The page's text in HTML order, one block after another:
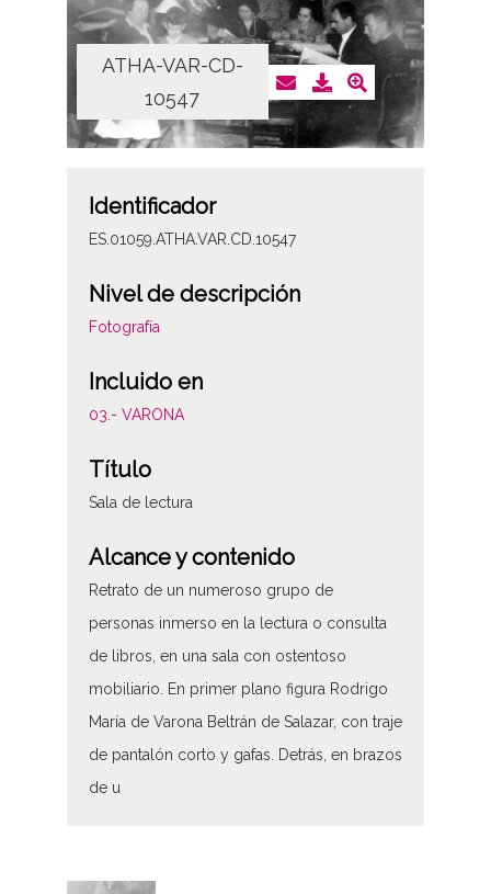
ATHA-VAR-CD-
10547
Identificador
ES.01059.ATHA.VAR.CD.10547
Nivel de descripción
Fotografía
Incluido en
03.- VARONA
Título
Sala de lectura
Alcance y contenido
Retrato de un numeroso grupo de
personas inmerso en la lectura o consulta
de libros, en una sala con ostentoso
mobiliario. En primer plano figura Rodrigo
María de Varona Beltrán de Salazar, con traje
de pantalón corto y gafas. Detrás, en brazos
de u